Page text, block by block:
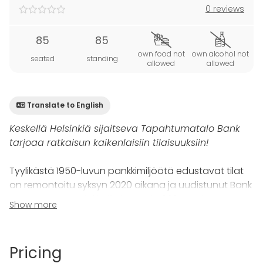
0 reviews
85
seated
85
standing
own food not
allowed
own alcohol not
allowed
Translate to English
Keskellä Helsinkiä sijaitseva Tapahtumatalo Bank
tarjoaa ratkaisun kaikenlaisiin tilaisuuksiin!
Tyylikästä 1950-luvun pankkimiljöötä edustavat tilat
on remontoitu syksyn 2020 aikana ja uudistunut Bank
avasi ovensa asiakkaille keväällä 2021. Bankin
modernit ja käytännölliset tilat mahdollistavat
Show more
Pricing